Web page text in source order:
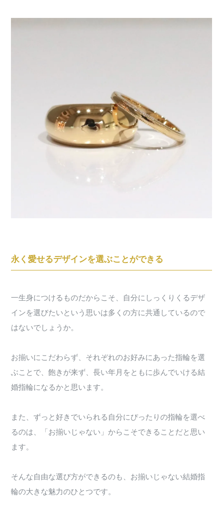
永く愛せるデザインを選ぶことができる
一生身につけるものだからこそ、自分にしっくりくるデザ
インを選びたいという思いは多くの方に共通しているので
はないでしょうか。
お揃いにこだわらず、それぞれのお好みにあった指輪を選
ぶことで、飽きが来ず、長い年月をともに歩んでいける結
婚指輪になるかと思います。
また、ずっと好きでいられる自分にぴったりの指輪を選べ
るのは、「お揃いじゃない」からこそできることだと思い
ます。
そんな自由な選び方ができるのも、お揃いじゃない結婚指
輪の大きな魅力のひとつです。